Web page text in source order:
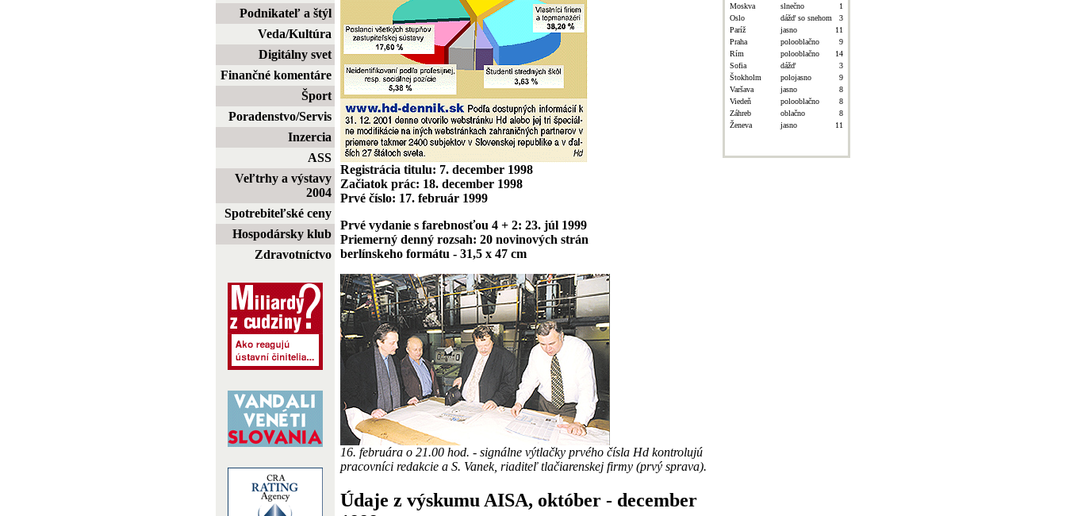
Podnikateľ a štýl
Veda/Kultúra
Digitálny svet
Finančné komentáre
Šport
Poradenstvo/Servis
Inzercia
ASS
Veľtrhy a výstavy
2004
Spotrebiteľské ceny
Hospodársky klub
Zdravotníctvo
Registrácia titulu: 7. december 1998
Začiatok prác: 18. december 1998
Prvé číslo: 17. február 1999
Prvé vydanie s farebnosťou 4 + 2: 23. júl 1999
Priemerný denný rozsah: 20 novinových strán
berlínskeho formátu - 31,5 x 47 cm
16. februára o 21.00 hod. - signálne výtlačky prvého čísla Hd kontrolujú
pracovníci redakcie a S. Vanek, riaditeľ tlačiarenskej firmy (prvý sprava).
Údaje z výskumu AISA, október - december
Moskva
slnečno
1
Oslo
dážď so snehom
3
Paríž
jasno
11
Praha
polooblačno
9
Rím
polooblačno
14
Sofia
dážď
3
Štokholm
polojasno
9
Varšava
jasno
8
Viedeň
polooblačno
8
Záhreb
oblačno
8
Ženeva
jasno 11